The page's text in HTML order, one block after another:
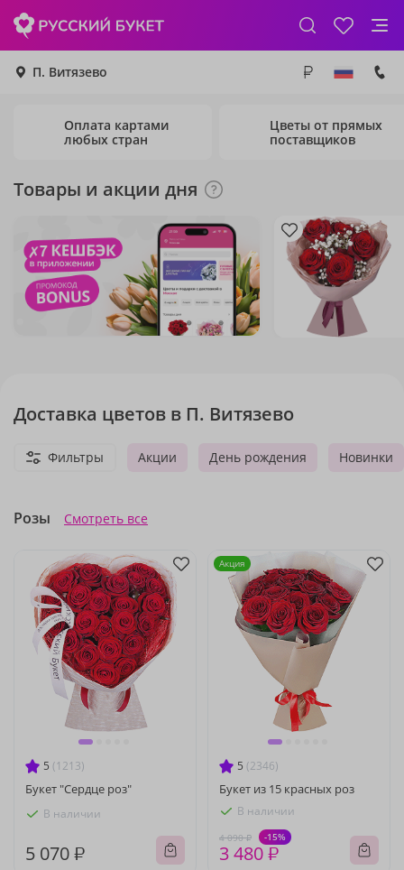
П. Витязево
Оплата картами
любых стран
Цветы от прямых
поставщиков
Товары и акции дня
Доставка цветов в П. Витязево
Акции День рождения Новинки
Фильтры
Розы Смотреть все
5 (1213)
Букет "Сердце роз"
В наличии
5 070 ₽
5 (2346)
Букет из 15 красных роз
В наличии
4 090 ₽ -15%
3 480 ₽
Акция